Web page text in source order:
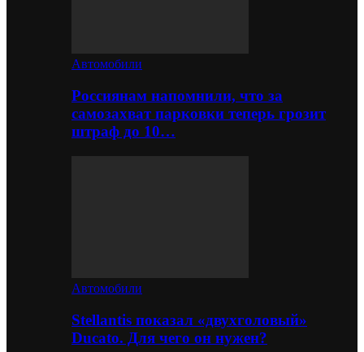
Автомобили
Россиянам напомнили, что за
самозахват парковки теперь грозит
штраф до 10…
Автомобили
Stellantis показал «двухголовый»
Ducato. Для чего он нужен?